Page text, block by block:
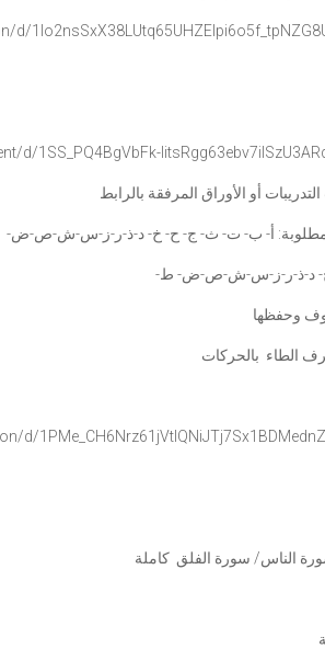
d/1Io2nsSxX38LUtq65UHZEIpi6o5f_
d/1SS_PQ4BgVbFk-
أو الأوراق المرفقة بالرابط
أ- ب- ت- ث- ج- ح- خ- د-ذ-ر-ز-س-ش-ص-ض-
خ- د-ذ-ر-ز-س-ش-ص-ض- ط-
وحفظها
الطاء بالحركات
d/1PMe_
الناس/ سورة الفلق كاملة